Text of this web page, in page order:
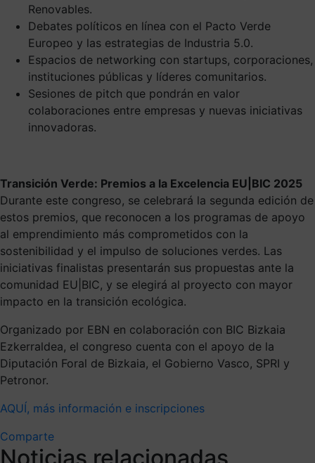
Renovables.
Debates políticos en línea con el Pacto Verde
Europeo y las estrategias de Industria 5.0.
Espacios de networking con startups, corporaciones,
instituciones públicas y líderes comunitarios.
Sesiones de pitch que pondrán en valor
colaboraciones entre empresas y nuevas iniciativas
innovadoras.
Transición Verde: Premios a la Excelencia EU|BIC 2025
Durante este congreso, se celebrará la segunda edición de
estos premios, que reconocen a los programas de apoyo
al emprendimiento más comprometidos con la
sostenibilidad y el impulso de soluciones verdes. Las
iniciativas finalistas presentarán sus propuestas ante la
comunidad EU|BIC, y se elegirá al proyecto con mayor
impacto en la transición ecológica.
Organizado por EBN en colaboración con BIC Bizkaia
Ezkerraldea, el congreso cuenta con el apoyo de la
Diputación Foral de Bizkaia, el Gobierno Vasco, SPRI y
Petronor.
AQUÍ, más información e inscripciones
Comparte
Noticias relacionadas